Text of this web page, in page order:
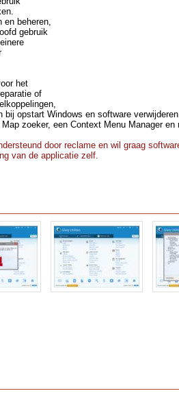
en beheren,
gebruik
het
of
bij opstart Windows en software
zoeker, een Context Menu Manager en
door reclame en wil graag
van de applicatie zelf.